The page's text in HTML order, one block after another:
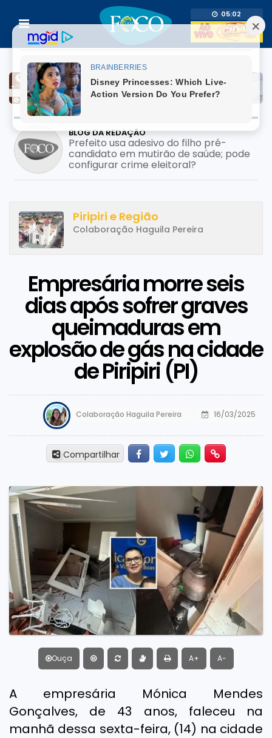
05:02
BLOG DA REDAÇÃO
Prefeito usa adesivo do filho pré-
candidato em mutirão de saúde; pode
configurar crime eleitoral?
Piripiri e Região
Colaboração Haguila Pereira
Empresária morre seis
dias após sofrer graves
queimaduras em
explosão de gás na cidade
de Piripiri (PI)
Colaboração Haguila Pereira 16/03/2025
Compartilhar FacebookTwitter Whatsapp
Ouça A+ A-
A empresária Mónica Mendes
Gonçalves, de 43 anos, faleceu na
manhã dessa sexta-feira, (14) na cidade